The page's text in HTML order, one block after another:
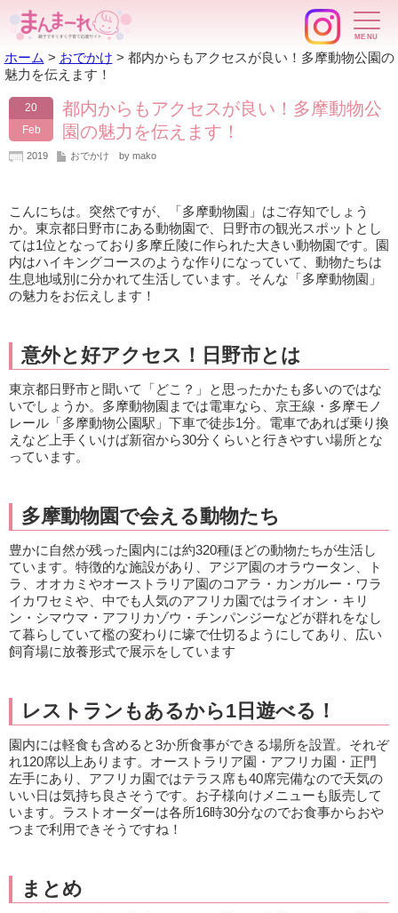
ホーム > おでかけ > 都内からもアクセスが良い！多摩動物公園の
魅力を伝えます！
20
Feb
都内からもアクセスが良い！多摩動物公
園の魅力を伝えます！
2019 おでかけ by mako
こんにちは。突然ですが、「多摩動物園」はご存知でしょう
か。東京都日野市にある動物園で、日野市の観光スポットとし
ては1位となっており多摩丘陵に作られた大きい動物園です。園
内はハイキングコースのような作りになっていて、動物たちは
生息地域別に分かれて生活しています。そんな「多摩動物園」
の魅力をお伝えします！
意外と好アクセス！日野市とは
東京都日野市と聞いて「どこ？」と思ったかたも多いのではな
いでしょうか。多摩動物園までは電車なら、京王線・多摩モノ
レール「多摩動物公園駅」下車で徒歩1分。電車であれば乗り換
えなど上手くいけば新宿から30分くらいと行きやすい場所とな
っています。
多摩動物園で会える動物たち
豊かに自然が残った園内には約320種ほどの動物たちが生活し
ています。特徴的な施設があり、アジア園のオラウータン、ト
ラ、オオカミやオーストラリア園のコアラ・カンガルー・ワラ
イカワセミや、中でも人気のアフリカ園ではライオン・キリ
ン・シマウマ・アフリカゾウ・チンパンジーなどが群れをなし
て暮らしていて檻の変わりに壕で仕切るようにしてあり、広い
飼育場に放養形式で展示をしています
レストランもあるから1日遊べる！
園内には軽食も含めると3か所食事ができる場所を設置。それぞ
れ120席以上あります。オーストラリア園・アフリカ園・正門
左手にあり、アフリカ園ではテラス席も40席完備なので天気の
いい日は気持ち良さそうです。お子様向けメニューも販売して
います。ラストオーダーは各所16時30分なのでお食事からおや
つまで利用できそうですね！
まとめ